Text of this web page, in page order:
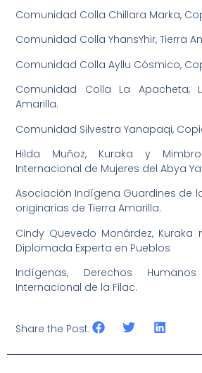
Comunidad Colla Chillara Marka,
Comunidad Colla YhansYhir, Tierra
Comunidad Colla Ayllu Cósmico,
Comunidad Colla La Apacheta,
Amarilla.
Comunidad Silvestra Yanapaqi,
Hilda Muñoz, Kuraka y
Internacional de Mujeres del Abya
Asociación Indígena Guardines de
originarias de Tierra Amarilla.
Cindy Quevedo Monárdez, Kuraka
Diplomada Experta en Pueblos
Indígenas, Derechos
Internacional de la Filac.
Share the Post: